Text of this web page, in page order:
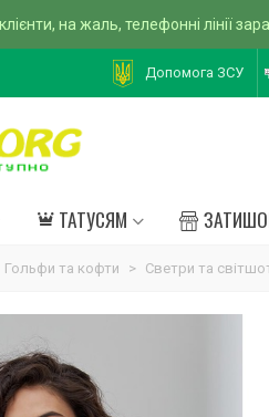
на жаль, телефонні лінії
Допомога ЗСУ
ТАТУСЯМ
Гольфи та кофти > Светри та